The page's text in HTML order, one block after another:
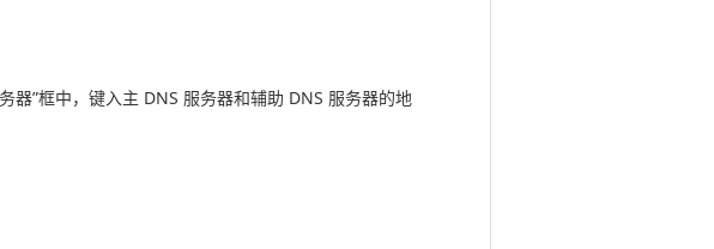
器”框中，键入主 DNS 服务器和辅助 DNS 服务器的地